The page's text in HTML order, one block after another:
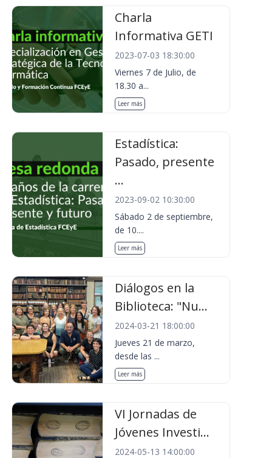
Charla
Informativa GETI
2023-07-03 18:30:00
Viernes 7 de Julio, de
18.30 a...
Leer más
Estadística:
Pasado, presente
...
2023-09-02 10:30:00
Sábado 2 de septiembre,
de 10....
Leer más
Diálogos en la
Biblioteca: "Nu...
2024-03-21 18:00:00
Jueves 21 de marzo,
desde las ...
Leer más
VI Jornadas de
Jóvenes Investi...
2024-05-13 14:00:00